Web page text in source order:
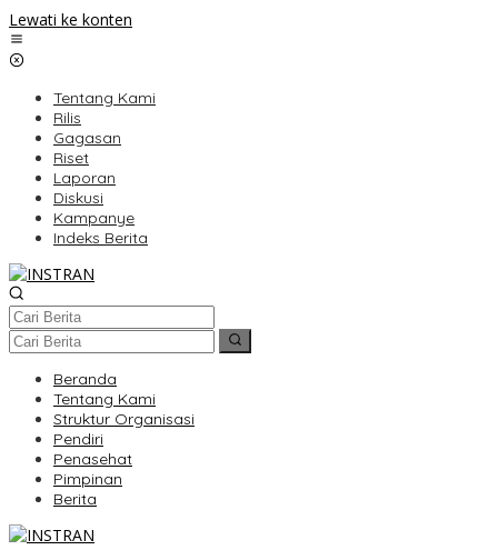
Lewati ke konten
Tentang Kami
Rilis
Gagasan
Riset
Laporan
Diskusi
Kampanye
Indeks Berita
Beranda
Tentang Kami
Struktur Organisasi
Pendiri
Penasehat
Pimpinan
Berita